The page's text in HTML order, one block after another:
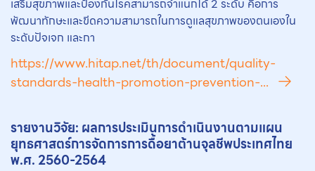
เสริมสุขภาพและป้องกันโรคสามารถจำแนกได้ 2 ระดับ คือการ
พัฒนาทักษะและขีดความสามารถในการดูแลสุขภาพของตนเองใน
ระดับปัจเจก และกา
https://www.hitap.net/th/document/quality-
standards-health-promotion-prevention-...
รายงานวิจัย: ผลการประเมินการดำเนินงานตามแผน
ยุทธศาสตร์การจัดการการดื้อยาต้านจุลชีพประเทศไทย
พ.ศ. 2560-2564